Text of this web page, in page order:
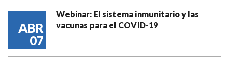
ABR
07
Webinar: El sistema inmunitario y las
vacunas para el COVID-19